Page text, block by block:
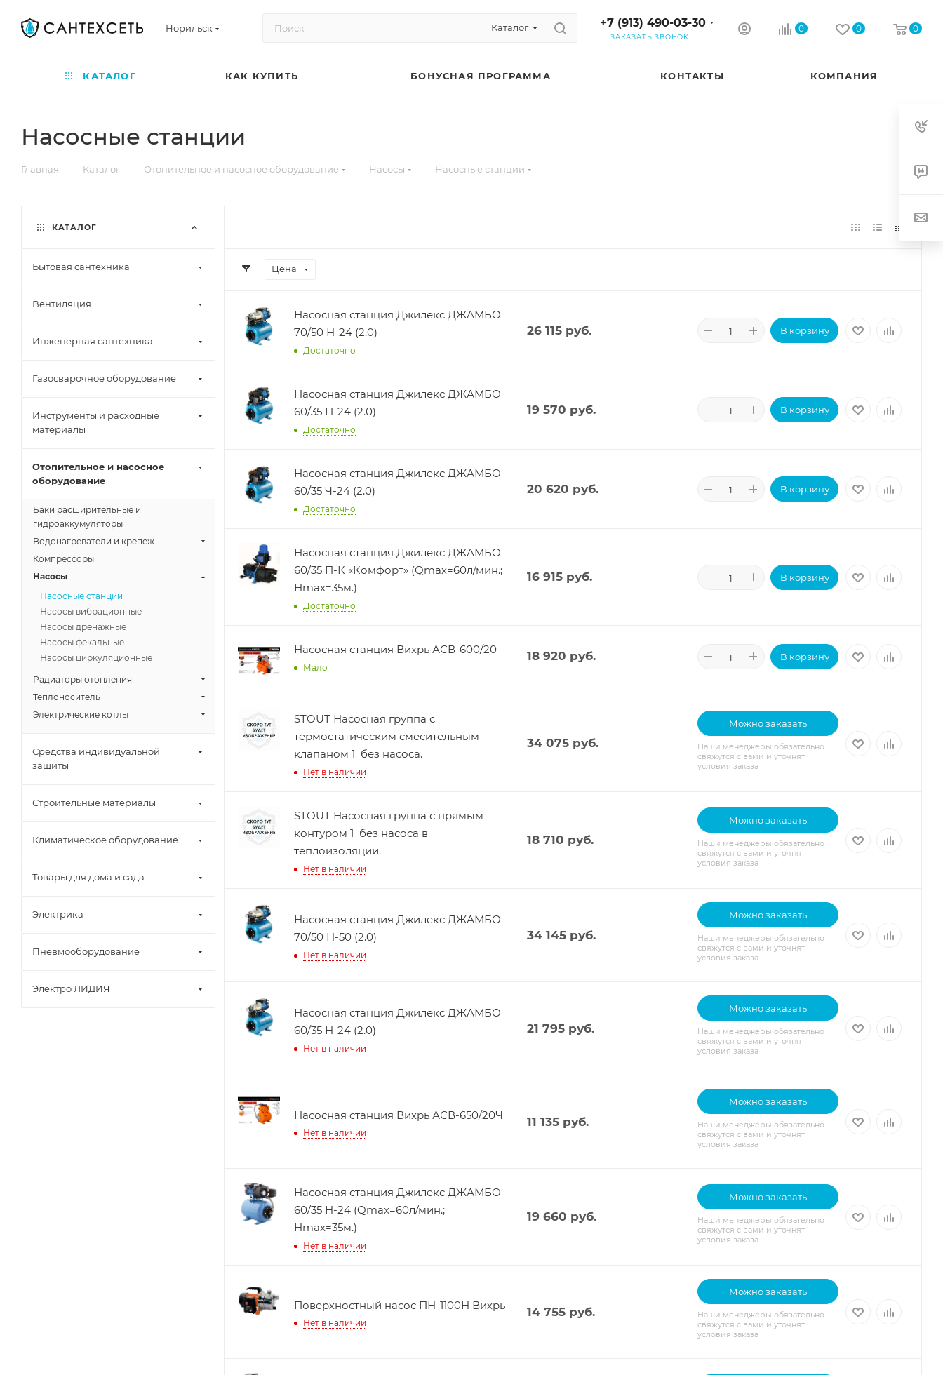
Норильск Каталог +7 (913) 490-03-30
ЗАКАЗАТЬ ЗВОНОК
0 0 0
КАТАЛОГ КАК КУПИТЬ БОНУСНАЯ ПРОГРАММА КОНТАКТЫ КОМПАНИЯ
Насосные станции
Главная — Каталог — Отопительное и насосное оборудование — Насосы — Насосные станции
Цена
Насосная станция Джилекс ДЖАМБО
70/50 Н-24 (2.0)
Достаточно
26 115руб. В корзину
Насосная станция Джилекс ДЖАМБО
60/35 П-24 (2.0)
Достаточно
19 570 руб. В корзину
Насосная станция Джилекс ДЖАМБО
60/35 Ч-24 (2.0)
Достаточно
20 620 руб. В корзину
Насосная станция Джилекс ДЖАМБО
60/35 П-К «Комфорт» (Qmax=60л/мин.;
Нmax=35м.)
Достаточно
16 915руб. В корзину
Насосная станция Вихрь АСВ-600/20
Мало
18 920 руб. В корзину
STOUT Насосная группа с
термостатическим смесительным
клапаном 1 без насоса.
Нет в наличии
34 075руб.
Можно заказать
Наши менеджеры обязательно
свяжутся с вами и уточнят
условия заказа
STOUT Насосная группа с прямым
контуром 1 без насоса в
теплоизоляции.
Нет в наличии
18 710 руб.
Можно заказать
Наши менеджеры обязательно
свяжутся с вами и уточнят
условия заказа
Насосная станция Джилекс ДЖАМБО
70/50 Н-50 (2.0)
Нет в наличии
34 145руб.
Можно заказать
Наши менеджеры обязательно
свяжутся с вами и уточнят
условия заказа
Насосная станция Джилекс ДЖАМБО
60/35 Н-24 (2.0)
Нет в наличии
21 795руб.
Можно заказать
Наши менеджеры обязательно
свяжутся с вами и уточнят
условия заказа
Насосная станция Вихрь АСВ-650/20Ч
Нет в наличии
11 135руб.
Можно заказать
Наши менеджеры обязательно
свяжутся с вами и уточнят
условия заказа
Насосная станция Джилекс ДЖАМБО
60/35 Н-24 (Qmax=60л/мин.;
Нmax=35м.)
Нет в наличии
19 660 руб.
Можно заказать
Наши менеджеры обязательно
свяжутся с вами и уточнят
условия заказа
Поверхностный насос ПН-1100Н Вихрь
Нет в наличии
14 755руб.
Можно заказать
Наши менеджеры обязательно
свяжутся с вами и уточнят
условия заказа
КАТАЛОГ
Бытовая сантехника
Вентиляция
Инженерная сантехника
Газосварочное оборудование
Инструменты и расходные
материалы
Отопительное и насосное
оборудование
Баки расширительные и
гидроаккумуляторы
Водонагреватели и крепеж
Компрессоры
Насосы
Насосные станции
Насосы вибрационные
Насосы дренажные
Насосы фекальные
Насосы циркуляционные
Радиаторы отопления
Теплоноситель
Электрические котлы
Средства индивидуальной
защиты
Строительные материалы
Климатическое оборудование
Товары для дома и сада
Электрика
Пневмооборудование
Электро ЛИДИЯ